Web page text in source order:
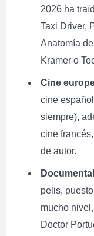
2026 ha
Taxi Driver,
Anatomía
Kramer o
Cine
cine
siempre),
cine
de autor.
pelis,
mucho
Doctor